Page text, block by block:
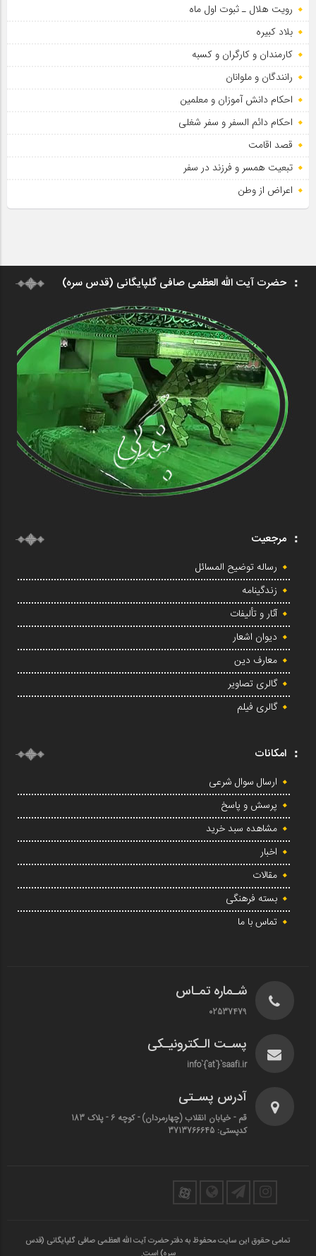
رویت هلال ـ ثبوت اول ماه
بلاد کبیره
کارمندان و کارگران و کسبه
رانندگان و ملوانان
احکام دانش آموزان و معلمین
احکام دائم السفر و سفر شغلی
قصد اقامت
تبعیت همسر و فرزند در سفر
اعراض از وطن
حضرت آیت الله العظمی صافی گلپایگانی (قدس سره)
مرجعیت
رساله توضیح المسائل
زندگینامه
آثار و تألیفات
دیوان اشعار
معارف دین
گالری تصاویر
گالری فیلم
امکانات
ارسال سوال شرعی
پرسش و پاسخ
مشاهده سبد خرید
اخبار
مقالات
بسته فرهنگی
تماس با ما
شـماره تمـاس
02537479
پسـت الـکترونیـکی
info`{`at`}`saafi.ir
آدرس پسـتی
قم - خیابان انقلاب (چهارمردان)‌ - کوچه 6 - پلاک 183
کدپستی: 3713766645
تمامی حقوق این سایت محفوظ به دفتر حضرت آیت الله العظمی صافی گلپایگانی (قدس